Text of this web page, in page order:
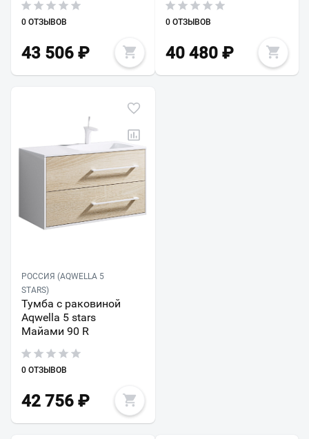
0 ОТЗЫВОВ
43 506 ₽
0 ОТЗЫВОВ
40 480₽
РОССИЯ (AQWELLA 5
STARS)
Тумба с раковиной
Aqwella 5 stars
Майами 90 R
0 ОТЗЫВОВ
42 756 ₽